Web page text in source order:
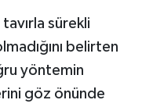
tavırla sürekli
belirten
yöntemin
göz önünde